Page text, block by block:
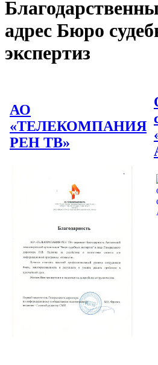
адрес Бюро
экспертиз
АО
«ТЕЛЕКОМПАНИЯ
РЕН ТВ»